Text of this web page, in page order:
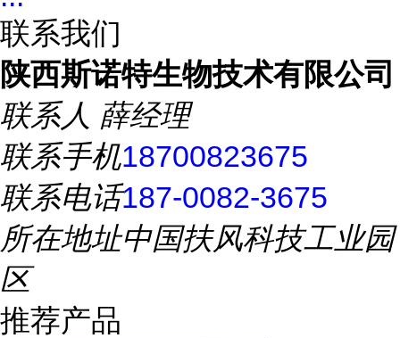
联系我们
陕西斯诺特生物技术有限公司
联系人 薛经理
联系手机18700823675
联系电话187-0082-3675
所在地址中国扶风科技工业园
区
推荐产品